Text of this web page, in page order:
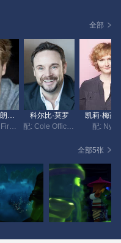
全部
配: Morro Fire Breather
科尔比·莫罗
凯莉·梅茲
配: Nya
全部5张